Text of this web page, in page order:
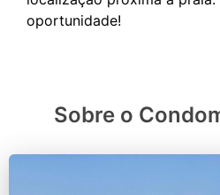
Sobre o